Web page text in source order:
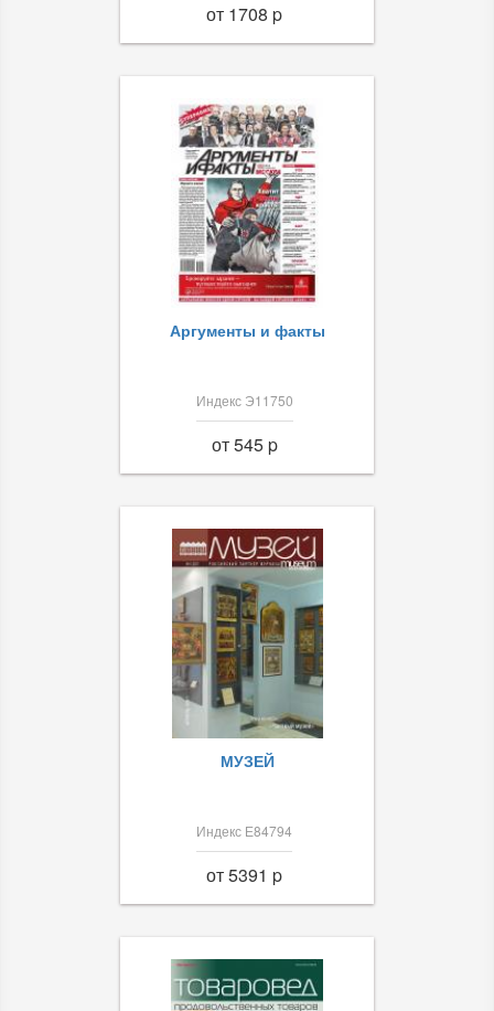
от 1708 p
Аргументы и факты
Индекс Э11750
от 545 p
МУЗЕЙ
Индекс Е84794
от 5391 p